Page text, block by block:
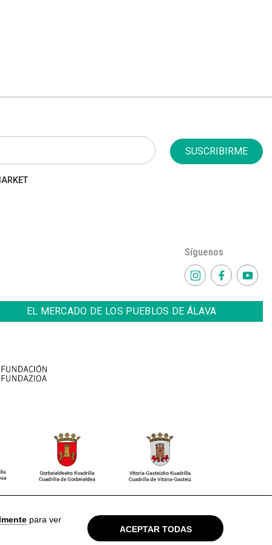
SUSCRIBIRME
Síguenos
EL MERCADO DE LOS PUEBLOS DE ÁLAVA
Legal Política de privacidad Cookies